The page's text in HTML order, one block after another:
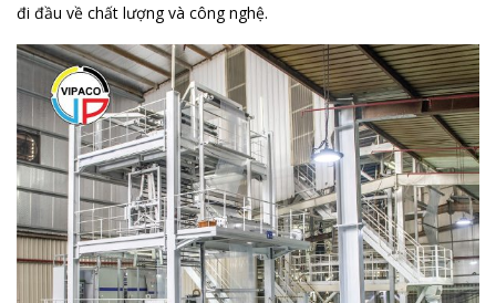
đi đầu về chất lượng và công nghệ.